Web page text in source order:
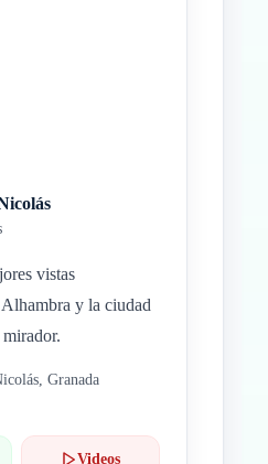
vistas
y la ciudad
Granada
Videos